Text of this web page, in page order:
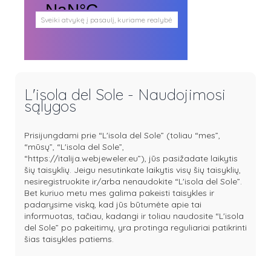
Sveiki atvykę į pasaulį, kuriame realybė
persipina su mistika. Pasaulį, kuris
Parašai ir tekstai
L'isola del Sole - Naudojimosi
sąlygos
Prisijungdami prie “L'isola del Sole” (toliau “mes”,
“mūsų”, “L'isola del Sole”,
“https://italija.webjeweler.eu”), jūs pasižadate laikytis
šių taisyklių. Jeigu nesutinkate laikytis visų šių taisyklių,
nesiregistruokite ir/arba nenaudokite “L'isola del Sole”.
Bet kuriuo metu mes galima pakeisti taisykles ir
padarysime viską, kad jūs būtumėte apie tai
informuotas, tačiau, kadangi ir toliau naudosite “L'isola
del Sole” po pakeitimų, yra protinga reguliariai patikrinti
šias taisykles patiems.